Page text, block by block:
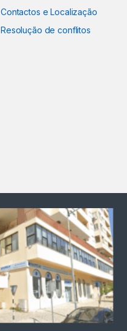
Contactos e Localização
Resolução de conflitos